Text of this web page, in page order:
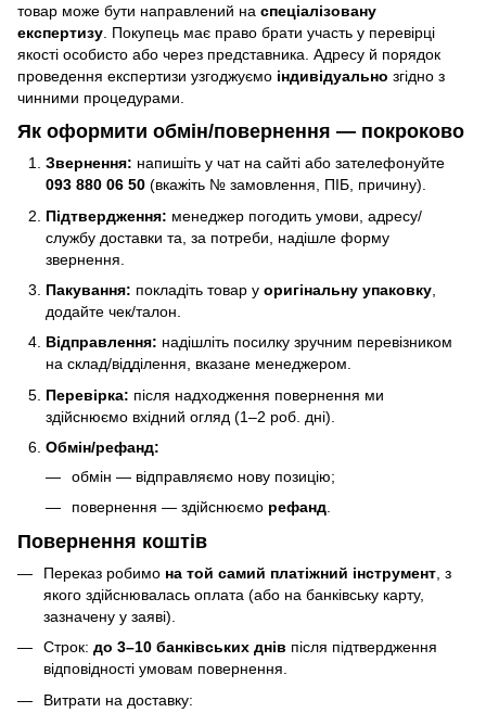
товар може бути направлений на спеціалізовану
експертизу . Покупець має право брати участь у перевірці
якості особисто або через представника. Адресу й порядок
проведення експертизи узгоджуємо індивідуально згідно з
чинними процедурами.
Як оформити обмін/повернення — покроково
Звернення: напишіть у чат на сайті або зателефонуйте
093 880 06 50 (вкажіть № замовлення, ПІБ, причину).
Підтвердження: менеджер погодить умови, адресу/
службу доставки та, за потреби, надішле форму
звернення.
Пакування: покладіть товар у оригінальну упаковку
додайте чек/талон.
Відправлення: надішліть посилку зручним перевізником
на склад/відділення, вказане менеджером.
Перевірка: після надходження повернення ми
здійснюємо вхідний огляд (1–2 роб. дні).
Обмін/рефанд:
обмін — відправляємо нову позицію;
повернення — здійснюємо рефанд.
Повернення коштів
Переказ робимо на той самий платіжний інструмент , з
якого здійснювалась оплата (або на банківську карту,
зазначену у заяві).
Строк: до 3–10 банківських днів після підтвердження
відповідності умовам повернення.
Витрати на доставку: